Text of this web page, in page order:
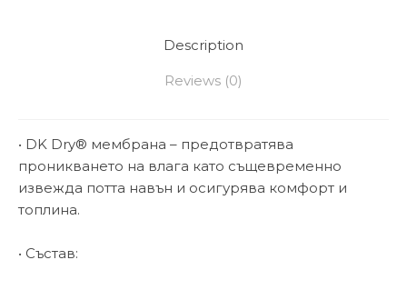
Description
Reviews (0)
• DK Dry® мембрана – предотвратява
проникването на влага като същевременно
извежда потта навън и осигурява комфорт и
топлина.
• Състав: